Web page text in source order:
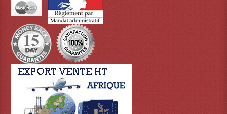
Lampes Ampoules
Ampoules - Tubes Lumière Noire Black Gun
Lampes À Décharges
Lampes De Couleurs